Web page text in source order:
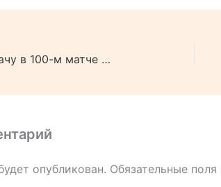
Тарасенко сделал передачу в 100-м матче в плей-офф НХЛ.
опубликован. Обязательные